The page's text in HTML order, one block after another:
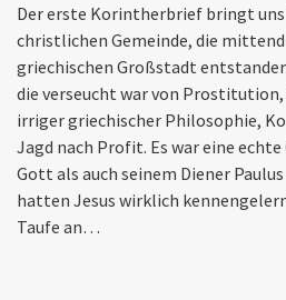
Der erste Korintherbrief bringt
christlichen Gemeinde, die
griechischen Großstadt
die verseucht war von
irriger griechischer Philosophie,
Jagd nach Profit. Es war eine
Gott als auch seinem Diener
hatten Jesus wirklich
Taufe an…